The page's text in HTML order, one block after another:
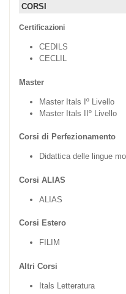
CORSI
Certificazioni
CEDILS
CECLIL
Master
Master Itals Iº Livello
Master Itals IIº Livello
Corsi di Perfezionamento
Didattica delle lingue
Corsi ALIAS
ALIAS
Corsi Estero
FILIM
Altri Corsi
Itals Letteratura